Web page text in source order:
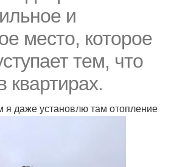
и
место, которое
тем, что
квартирах.
даже установлю там отопление